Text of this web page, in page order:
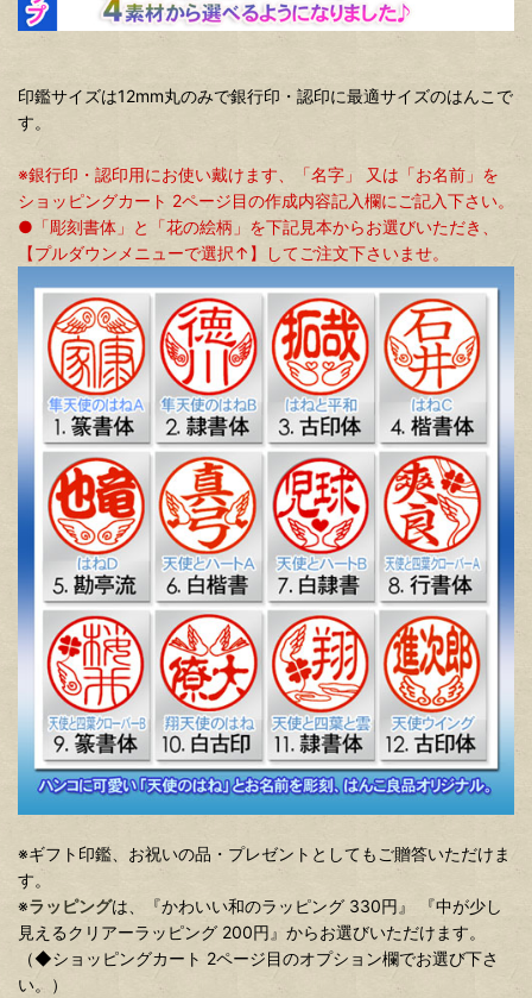
印鑑サイズは12mm丸のみで銀行印・認印に最適サイズのはんこで
す。
※銀行印・認印用にお使い戴けます、「名字」 又は「お名前」を
ショッピングカート 2ページ目の作成内容記入欄にご記入下さい。
●「彫刻書体」と「花の絵柄」を下記見本からお選びいただき、
【プルダウンメニューで選択↑】してご注文下さいませ。
※ギフト印鑑、お祝いの品・プレゼントとしてもご贈答いただけま
す。
※ラッピングは、『かわいい和のラッピング 330円』 『中が少し
見えるクリアーラッピング 200円』からお選びいただけます。
（◆ショッピングカート 2ページ目のオプション欄でお選び下さ
い。）